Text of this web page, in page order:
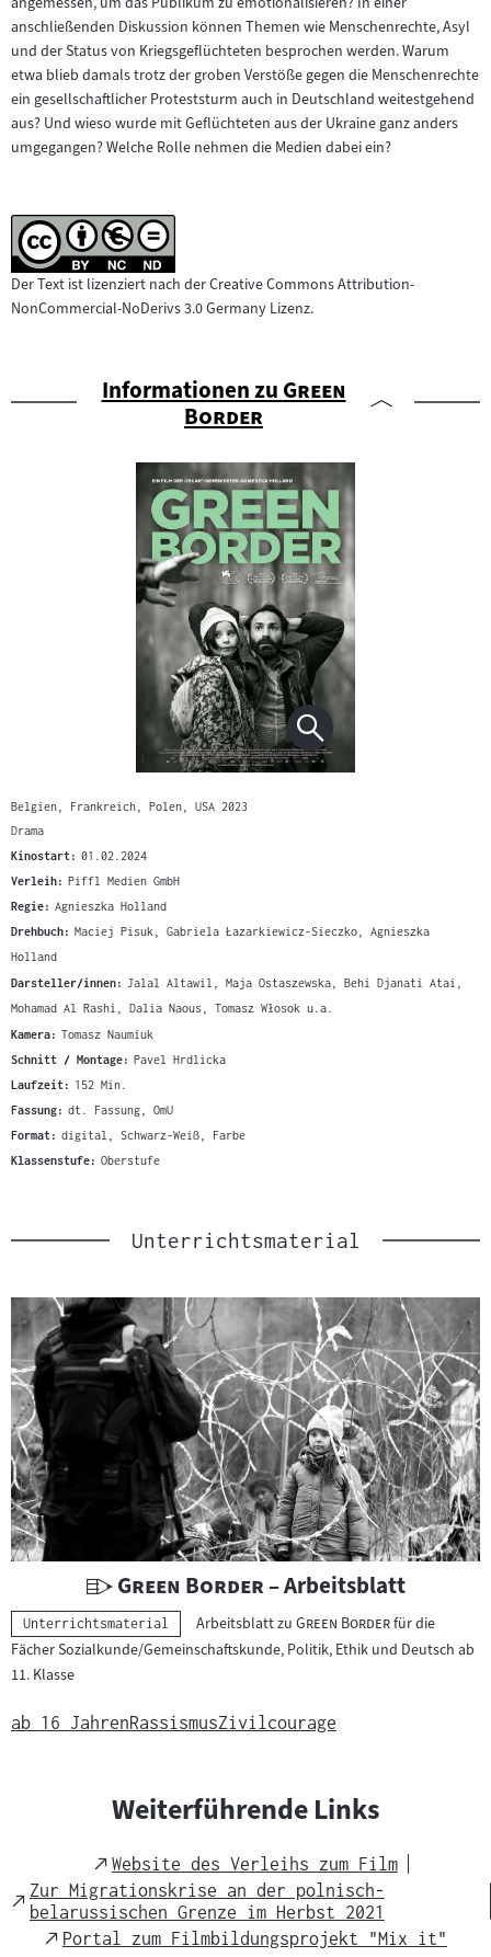
anschließenden Diskussion können Themen wie Menschenrechte, Asyl
und der Status von Kriegsgeflüchteten besprochen werden. Warum
etwa blieb damals trotz der groben Verstöße gegen die Menschenrechte
ein gesellschaftlicher Proteststurm auch in Deutschland weitestgehend
aus? Und wieso wurde mit Geflüchteten aus der Ukraine ganz anders
umgegangen? Welche Rolle nehmen die Medien dabei ein?
Der Text ist lizenziert nach der Creative Commons Attribution-
NonCommercial-NoDerivs 3.0 Germany Lizenz.
Informationen zu "
Green
Border
Belgien, Frankreich, Polen, USA 2023
Drama
Kinostart: 01.02.2024
Verleih: Piffl Medien GmbH
Regie: Agnieszka Holland
Drehbuch: Maciej Pisuk, Gabriela Łazarkiewicz-Sieczko, Agnieszka
Holland
Darsteller/innen: Jalal Altawil, Maja Ostaszewska, Behi Djanati Atai,
Mohamad Al Rashi, Dalia Naous, Tomasz Włosok u.a.
Kamera: Tomasz Naumiuk
Schnitt / Montage: Pavel Hrdlicka
Laufzeit: 152 Min.
Fassung: dt. Fassung, OmU
Format: digital, Schwarz-Weiß, Farbe
Klassenstufe: Oberstufe
Unterrichtsmaterial
U
n
t
r
h
s
m
a
t
"
Green Border"– Arbeitsblatt
Kategorie:
Unterrichtsmaterial Arbeitsblatt zu "
Green Border"für die
Fächer Sozialkunde/Gemeinschaftskunde, Politik, Ethik und Deutsch ab
11. Klasse
ab 16 JahrenRassismusZivilcourage
Weiterführende Links
External
Link
Website des Verleihs zum Film
External
Link
Zur Migrationskrise an der polnisch-
belarussischen Grenze im Herbst 2021
External
Portal zum Filmbildungsprojekt "Mix it"